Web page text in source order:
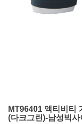
MT96401 액티비티
(다크그린)-남성빅사